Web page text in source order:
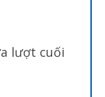
lượt cuối